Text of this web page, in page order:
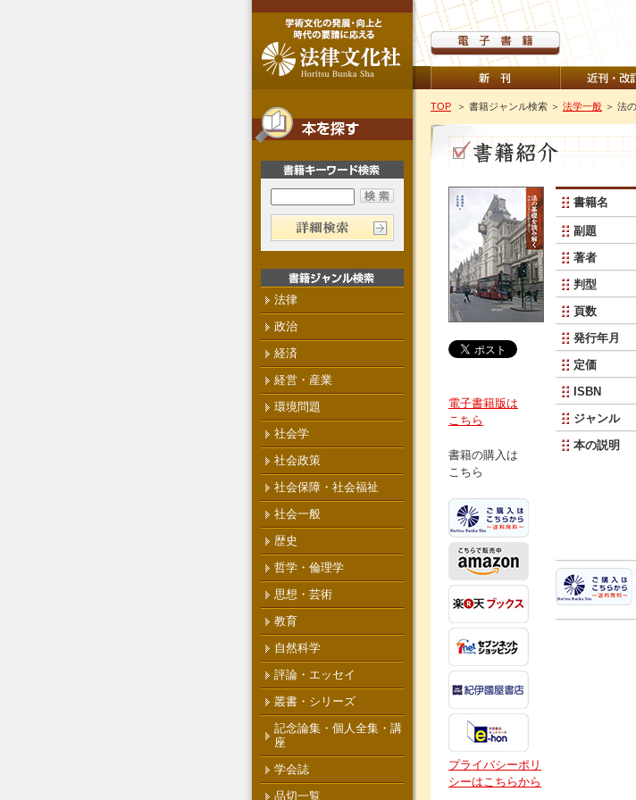
TOP ＞ 書籍ジャンル検索 ＞ 法学一般 ＞ 法
電子書籍版は
こちら
書籍の購入は
こちら
プライバシーポリ
シーはこちらから
書籍名
副題
著者
判型
頁数
発行年月
定価
ISBN
ジャンル
本の説明
法律
政治
経済
経営・産業
環境問題
社会学
社会政策
社会保障・社会福祉
社会一般
歴史
哲学・倫理学
思想・芸術
教育
自然科学
評論・エッセイ
叢書・シリーズ
記念論集・個人全集・講
座
学会誌
品切一覧